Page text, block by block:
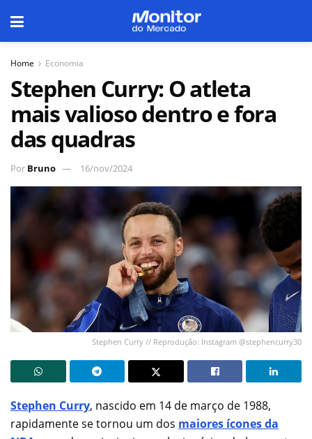
Home Economia
Stephen Curry: O atleta
mais valioso dentro e fora
das quadras
Por Bruno 16/nov/2024
Stephen Curry // Reprodução: Instagram @stephencurry30
Stephen Curry, nascido em 14 de março de 1988,
rapidamente se tornou um dos maiores ícones da